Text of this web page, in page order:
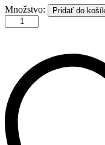
Navijak
ručný,
1150
pásom
množstvo
Množstvo: Pridať do